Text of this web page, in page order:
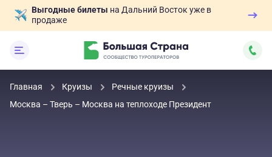
Выгодные билеты на Дальний Восток уже в
продаже
Главная Круизы
Речные круизы
Москва – Тверь – Москва на теплоходе Президент